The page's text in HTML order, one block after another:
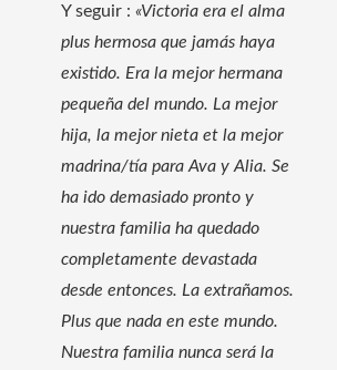
Y seguir : «Victoria era el alma
plus hermosa que jamás haya
existido. Era la mejor hermana
pequeña del mundo. La mejor
hija, la mejor nieta et la mejor
madrina/tía para Ava y Alia. Se
ha ido demasiado pronto y
nuestra familia ha quedado
completamente devastada
desde entonces. La extrañamos.
Plus que nada en este mundo.
Nuestra familia nunca será la